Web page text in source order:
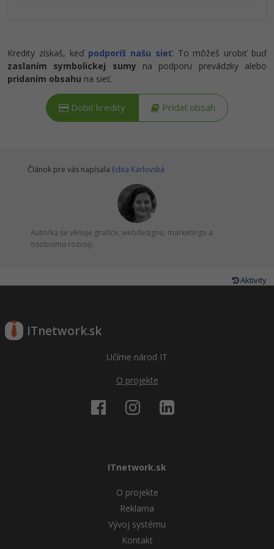
Kredity získaš, keď podporíš našu sieť. To môžeš urobiť buď
zaslaním symbolickej sumy na podporu prevádzky alebo
pridaním obsahu na sieť.
Dobiť kredity Pridať obsah
Článok pre vás napísala Edita Karlovská
Autorka se věnuje grafice, webdesignu, marketingu a
osobnímu rozvoji.
Aktivity
ITnetwork.sk
Učíme národ IT
O projekte
ITnetwork.sk
O projekte
Reklama
Vývoj systému
Kontakt